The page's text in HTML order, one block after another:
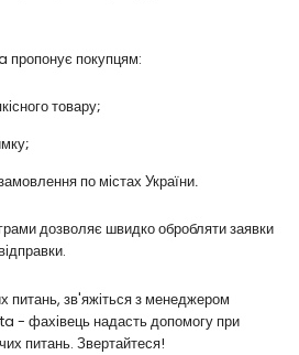
пропонує покупцям:
товару;
по містах України.
дозволяє швидко обробляти заявки
питань, зв'яжіться з менеджером
- фахівець надасть допомогу при
питань. Звертайтеся!